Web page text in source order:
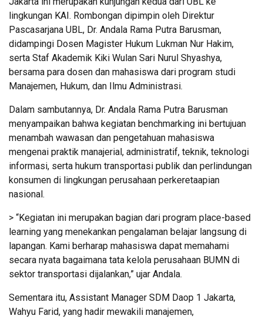
lingkungan KAI. Rombongan dipimpin oleh Direktur
Pascasarjana UBL, Dr. Andala Rama Putra Barusman,
didampingi Dosen Magister Hukum Lukman Nur Hakim,
serta Staf Akademik Kiki Wulan Sari Nurul Shyashya,
bersama para dosen dan mahasiswa dari program studi
Manajemen, Hukum, dan Ilmu Administrasi.
Dalam sambutannya, Dr. Andala Rama Putra Barusman
menyampaikan bahwa kegiatan benchmarking ini bertujuan
menambah wawasan dan pengetahuan mahasiswa
mengenai praktik manajerial, administratif, teknik, teknologi
informasi, serta hukum transportasi publik dan perlindungan
konsumen di lingkungan perusahaan perkeretaapian
nasional.
> “Kegiatan ini merupakan bagian dari program place-based
learning yang menekankan pengalaman belajar langsung di
lapangan. Kami berharap mahasiswa dapat memahami
secara nyata bagaimana tata kelola perusahaan BUMN di
sektor transportasi dijalankan,” ujar Andala.
Sementara itu, Assistant Manager SDM Daop 1 Jakarta,
Wahyu Farid, yang hadir mewakili manajemen,